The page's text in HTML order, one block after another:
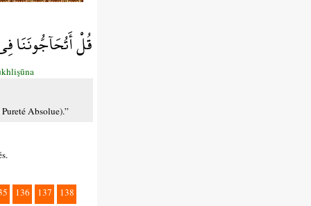
قُلْ أَتُحَآجُّونَنَا
Absolue).”
136 137 138